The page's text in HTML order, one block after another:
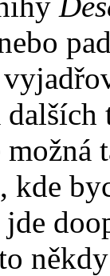
dalších
kde